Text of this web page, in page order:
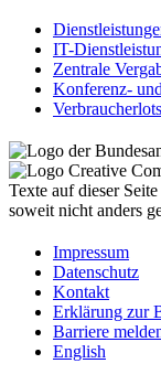
IT-
Zen­tra­le
Kon­fe­renz-
Texte auf dieser
soweit nicht anders
Im­pres­s­um
Da­ten­schutz
Kon­takt
Er­klä­rung zur
Bar­rie­re
English